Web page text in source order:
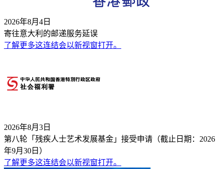
2026年8月4日
寄往意大利的邮递服务延误
了解更多这连结会以新视窗打开。
2026年8月3日
第八轮「残疾人士艺术发展基金」接受申请（截止日期：2026
年9月30日）
了解更多这连结会以新视窗打开。